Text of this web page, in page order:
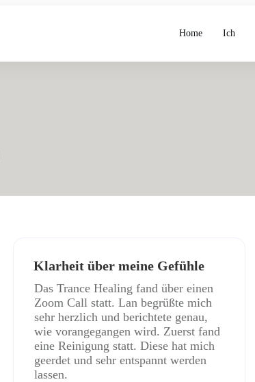
Home Ich
Klarheit über meine Gefühle
Das Trance Healing fand über einen
Zoom Call statt. Lan begrüßte mich
sehr herzlich und berichtete genau,
wie vorangegangen wird. Zuerst fand
eine Reinigung statt. Diese hat mich
geerdet und sehr entspannt werden
lassen.